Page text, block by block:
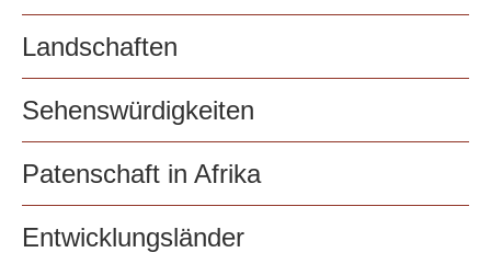
Landschaften
Sehenswürdigkeiten
Patenschaft in Afrika
Entwicklungsländer